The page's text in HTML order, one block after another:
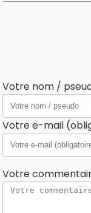
Votre nom /
Votre e-mail
Votre